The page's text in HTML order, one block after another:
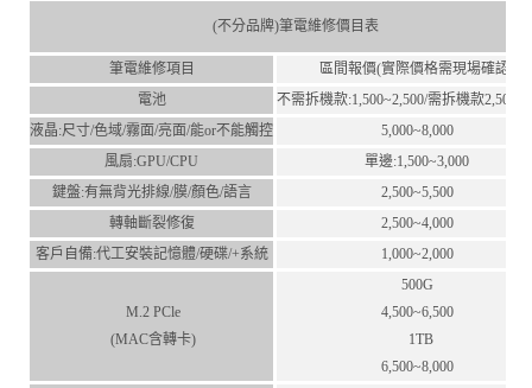
(不分品牌)筆電維修價目表
筆電維修項目
區間報價(實際價格需現場確認)
電池
不需拆機款:1,500~2,500/需拆機款
液晶:尺⼨/⾊域/霧⾯/亮⾯/能or不能觸控
5,000~8,000
風扇:GPU/CPU
單邊:1,500~3,000
鍵盤:有無背光排線/膜/顏⾊/語⾔
2,500~5,500
轉軸斷裂修復
2,500~4,000
客⼾⾃備:代⼯安裝記憶體/硬碟/+系統
1,000~2,000
M.2 PCle
(MAC含轉卡)
500G
4,500~6,500
1TB
6,500~8,000